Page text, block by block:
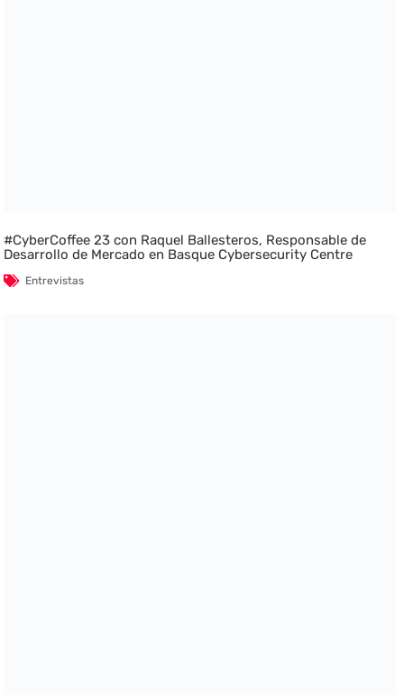
#CyberCoffee 23 con Raquel Ballesteros, Responsable de
Desarrollo de Mercado en Basque Cybersecurity Centre
Entrevistas